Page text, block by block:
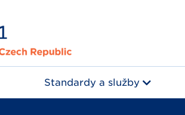
Standardy a služby